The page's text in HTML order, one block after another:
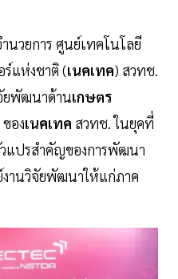
นวยการ ศูนย์เทคโนโลยี
แห่งชาติ (เนคเทค) สวทช.
ยพัฒนาด้านเกษตร
ของเนคเทค สวทช. ในยุคที่
แปรสำคัญของการพัฒนา
านวิจัยพัฒนาให้แก่ภาค